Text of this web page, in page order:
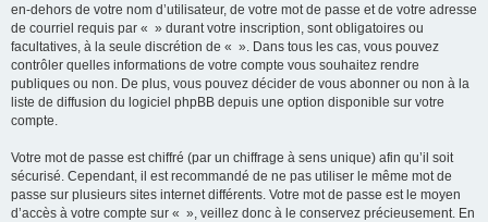
en-dehors de votre nom d’utilisateur, de votre mot de passe et de votre adresse
de courriel requis par « » durant votre inscription, sont obligatoires ou
facultatives, à la seule discrétion de « ». Dans tous les cas, vous pouvez
contrôler quelles informations de votre compte vous souhaitez rendre
publiques ou non. De plus, vous pouvez décider de vous abonner ou non à la
liste de diffusion du logiciel phpBB depuis une option disponible sur votre
compte.
Votre mot de passe est chiffré (par un chiffrage à sens unique) afin qu’il soit
sécurisé. Cependant, il est recommandé de ne pas utiliser le même mot de
passe sur plusieurs sites internet différents. Votre mot de passe est le moyen
d’accès à votre compte sur « », veillez donc à le conservez précieusement. En